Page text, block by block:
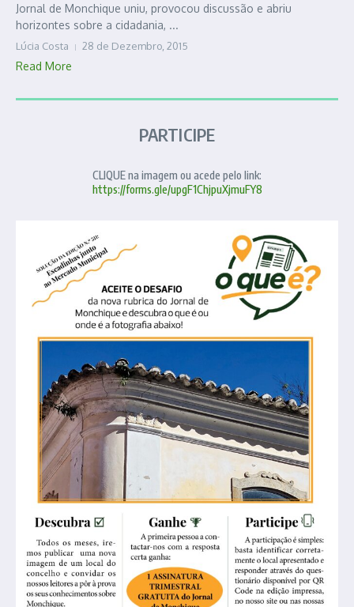
Jornal de Monchique uniu, provocou discussão e abriu
horizontes sobre a cidadania, ...
Lúcia Costa 28 de Dezembro, 2015
Read More
PARTICIPE
CLIQUE na imagem ou acede pelo link:
https://forms.gle/upgF1ChjpuXjmuFY8